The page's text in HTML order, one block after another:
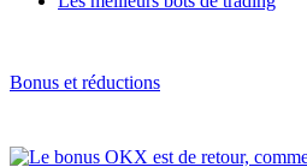
Bonus et réductions